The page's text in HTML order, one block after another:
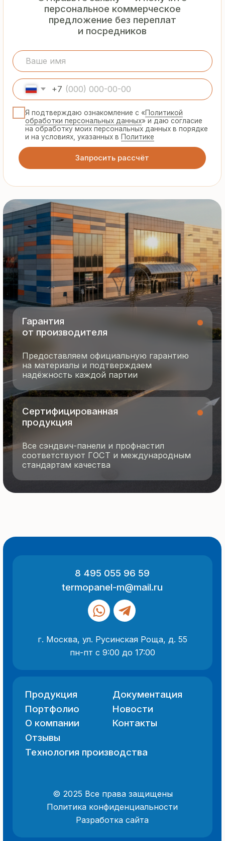
Сертифицированная
продукция
Все сэндвич-панели и профнастил
стандартам качества
Гарантия
от производителя
Предоставляем официальную гарантию
на материалы и подтверждаем
надёжность каждой партии
termopanel-m@mail.ru
Контакты
Документация
Новости
Технология производства
О компании
Портфолио
Продукция
8 495 055 96 59
Разработка сайта
Политика конфиденциальности
пн-пт с 9:00 до 17:00
характер и не являются публичной
г. Москва, ул. Русинская Роща, д. 55
© 2025 Все права защищены